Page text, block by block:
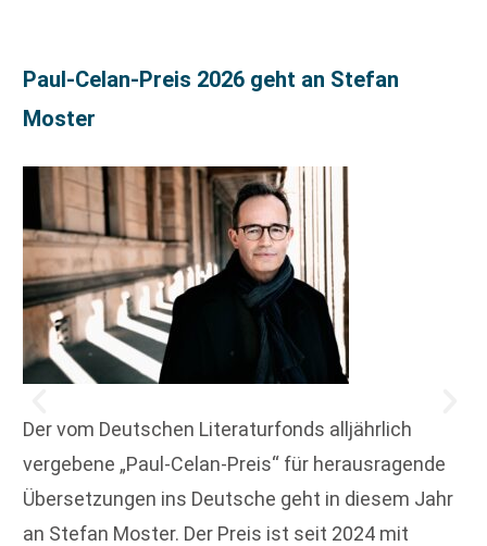
Paul-Celan-Preis 2026 geht an Stefan
Moster
Der vom Deutschen Literaturfonds alljährlich
vergebene „Paul-Celan-Preis“ für herausragende
Übersetzungen ins Deutsche geht in diesem Jahr
an Stefan Moster. Der Preis ist seit 2024 mit